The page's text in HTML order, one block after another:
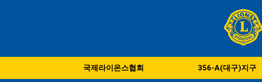
국제라이온스협회 356-A(대구)지구